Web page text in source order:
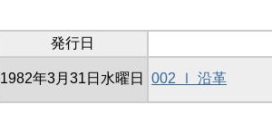
発行日
1982年3月31日水曜日 002 Ⅰ 沿革